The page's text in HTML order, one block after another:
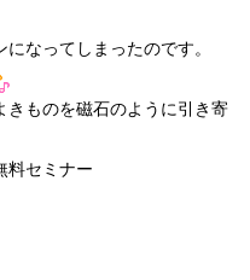
なってしまったのです。
きものを磁石のように引き寄
料セミナー